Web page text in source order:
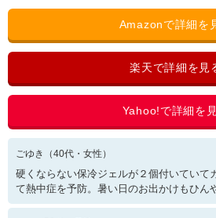
ごゆき （40代・ 女性 ）
硬くならない保冷ジェルが２個付いていて
て熱中症を予防。暑い日のお出かけもひん